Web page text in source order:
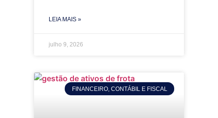
LEIA MAIS »
julho 9, 2026
FINANCEIRO, CONTÁBIL E FISCAL